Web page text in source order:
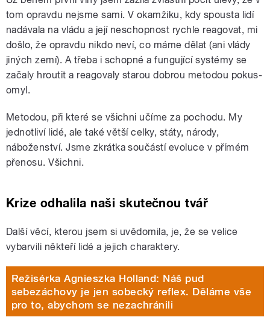
tom opravdu nejsme sami. V okamžiku, kdy spousta lidí
nadávala na vládu a její neschopnost rychle reagovat, mi
došlo, že opravdu nikdo neví, co máme dělat (ani vlády
jiných zemí). A třeba i schopné a fungující systémy se
začaly hroutit a reagovaly starou dobrou metodou pokus-
omyl.
Metodou, při které se všichni učíme za pochodu. My
jednotliví lidé, ale také větší celky, státy, národy,
náboženství. Jsme zkrátka součástí evoluce v přímém
přenosu. Všichni.
Krize odhalila naši skutečnou tvář
Další věcí, kterou jsem si uvědomila, je, že se velice
vybarvili někteří lidé a jejich charaktery.
Režisérka Agnieszka Holland: Náš pud
sebezáchovy je jen sobecký reflex. Děláme vše
pro to, abychom se nezachránili